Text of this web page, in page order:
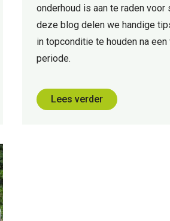
onderhoud is aan te raden voor
deze blog delen we handige
in topconditie te houden na
periode.
Lees verder